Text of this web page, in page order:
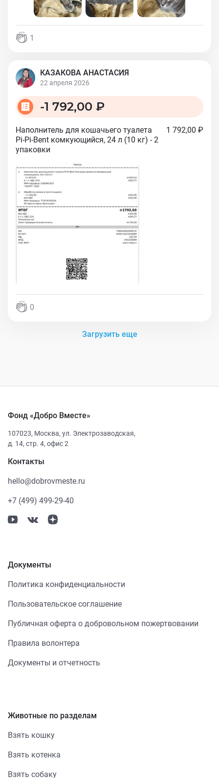
1
КАЗАКОВА АНАСТАСИЯ
22 апреля 2026
-1 792,00 ₽
Наполнитель для кошачьего туалета
Pi-Pi-Bent комкующийся, 24 л (10 кг) - 2
упаковки
1 792,00 ₽
0
Загрузить еще
Фонд «Добро Вместе»
107023, Москва, ул. Электрозаводская,
д. 14, стр. 4, офис 2
Контакты
hello@dobrovmeste.ru
+7 (499) 499-29-40
Документы
Политика конфиденциальности
Пользовательское соглашение
Публичная оферта о добровольном пожертвовании
Правила волонтера
Документы и отчетность
Животные по разделам
Взять кошку
Взять котенка
Взять собаку